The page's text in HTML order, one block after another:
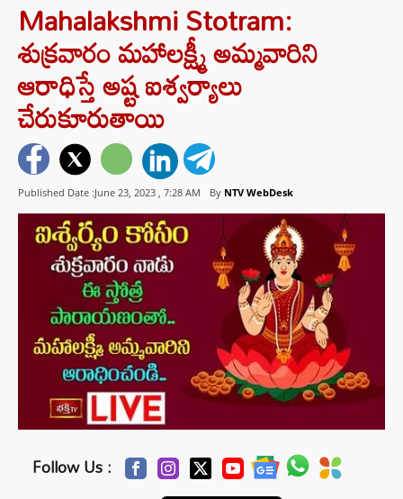
Mahalakshmi Stotram:
శుక్రవారం మహాలక్ష్మీ అమ్మవారిని
ఆరాధిస్తే అష్ట ఐశ్వర్యాలు
చేరుకూరుతాయి
Published Date :June 23, 2023 , 7:28 AM By NTV WebDesk
Follow Us :